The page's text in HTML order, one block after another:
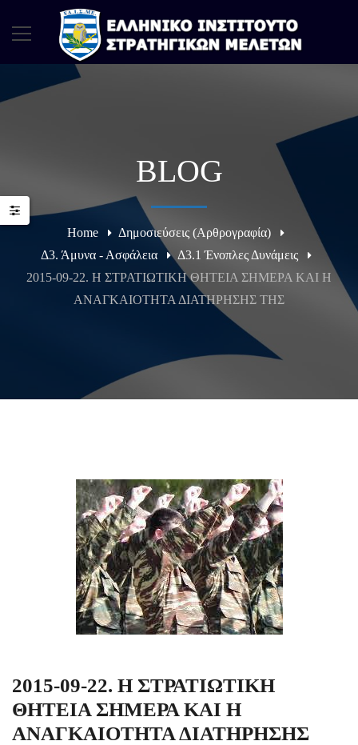
BLOG
Home
Δημοσιεύσεις (Αρθρογραφία)
Δ3. Άμυνα - Ασφάλεια
Δ3.1 Ένοπλες Δυνάμεις
2015-09-22. Η ΣΤΡΑΤΙΩΤΙΚΗ ΘΗΤΕΙΑ ΣΗΜΕΡΑ ΚΑΙ Η
ΑΝΑΓΚΑΙΟΤΗΤΑ ΔΙΑΤΗΡΗΣΗΣ ΤΗΣ
2015-09-22. Η ΣΤΡΑΤΙΩΤΙΚΗ
ΘΗΤΕΙΑ ΣΗΜΕΡΑ ΚΑΙ Η
ΑΝΑΓΚΑΙΟΤΗΤΑ ΔΙΑΤΗΡΗΣΗΣ